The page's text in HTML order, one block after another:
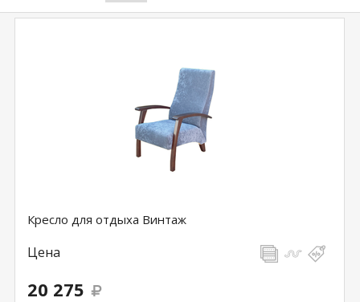
Кресло для отдыха Винтаж
Цена
20 275